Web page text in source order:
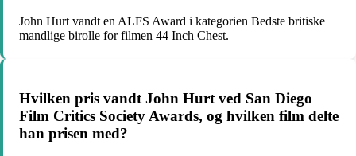
John Hurt vandt en ALFS Award i kategorien Bedste britiske
mandlige birolle for filmen 44 Inch Chest.
Hvilken pris vandt John Hurt ved San Diego
Film Critics Society Awards, og hvilken film delte
han prisen med?